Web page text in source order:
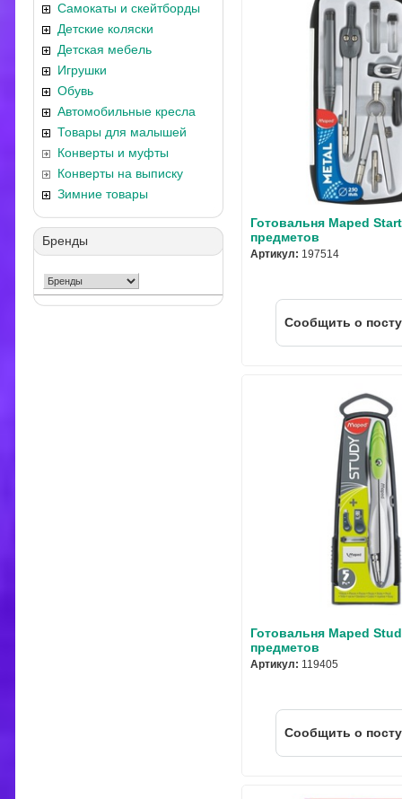
Самокаты и скейтборды
Детские коляски
Детская мебель
Игрушки
Обувь
Автомобильные кресла
Товары для малышей
Конверты и муфты
Конверты на выписку
Зимние товары
Бренды
Готовальня Maped
предметов
Артикул: 197514
Cообщить о
Готовальня Maped
предметов
Артикул: 119405
Cообщить о